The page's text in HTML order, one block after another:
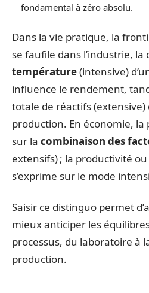
fondamental à zéro absolu.
Dans la vie pratique, la
se faufile dans l’industrie, la
température(intensive)
influence le rendement,
totale de réactifs
production. En économie, la
sur la combinaison des
extensifs) ; la productivité
s’exprime sur le mode
Saisir ce distinguo permet
mieux anticiper les
processus, du laboratoire à
production.